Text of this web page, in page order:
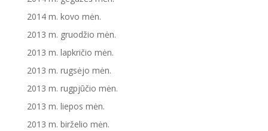
2014 m. kovo mėn.
2013 m. gruodžio mėn.
2013 m. lapkričio mėn.
2013 m. rugsėjo mėn.
2013 m. rugpjūčio mėn.
2013 m. liepos mėn.
2013 m. birželio mėn.